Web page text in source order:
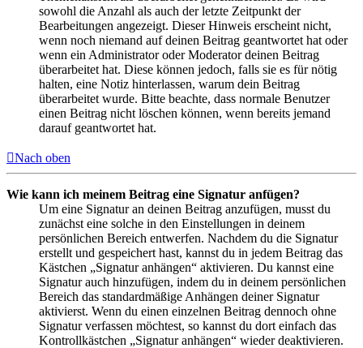
sowohl die Anzahl als auch der letzte Zeitpunkt der
Bearbeitungen angezeigt. Dieser Hinweis erscheint nicht,
wenn noch niemand auf deinen Beitrag geantwortet hat oder
wenn ein Administrator oder Moderator deinen Beitrag
überarbeitet hat. Diese können jedoch, falls sie es für nötig
halten, eine Notiz hinterlassen, warum dein Beitrag
überarbeitet wurde. Bitte beachte, dass normale Benutzer
einen Beitrag nicht löschen können, wenn bereits jemand
darauf geantwortet hat.
Nach oben
Wie kann ich meinem Beitrag eine Signatur anfügen?
Um eine Signatur an deinen Beitrag anzufügen, musst du
zunächst eine solche in den Einstellungen in deinem
persönlichen Bereich entwerfen. Nachdem du die Signatur
erstellt und gespeichert hast, kannst du in jedem Beitrag das
Kästchen „Signatur anhängen“ aktivieren. Du kannst eine
Signatur auch hinzufügen, indem du in deinem persönlichen
Bereich das standardmäßige Anhängen deiner Signatur
aktivierst. Wenn du einen einzelnen Beitrag dennoch ohne
Signatur verfassen möchtest, so kannst du dort einfach das
Kontrollkästchen „Signatur anhängen“ wieder deaktivieren.